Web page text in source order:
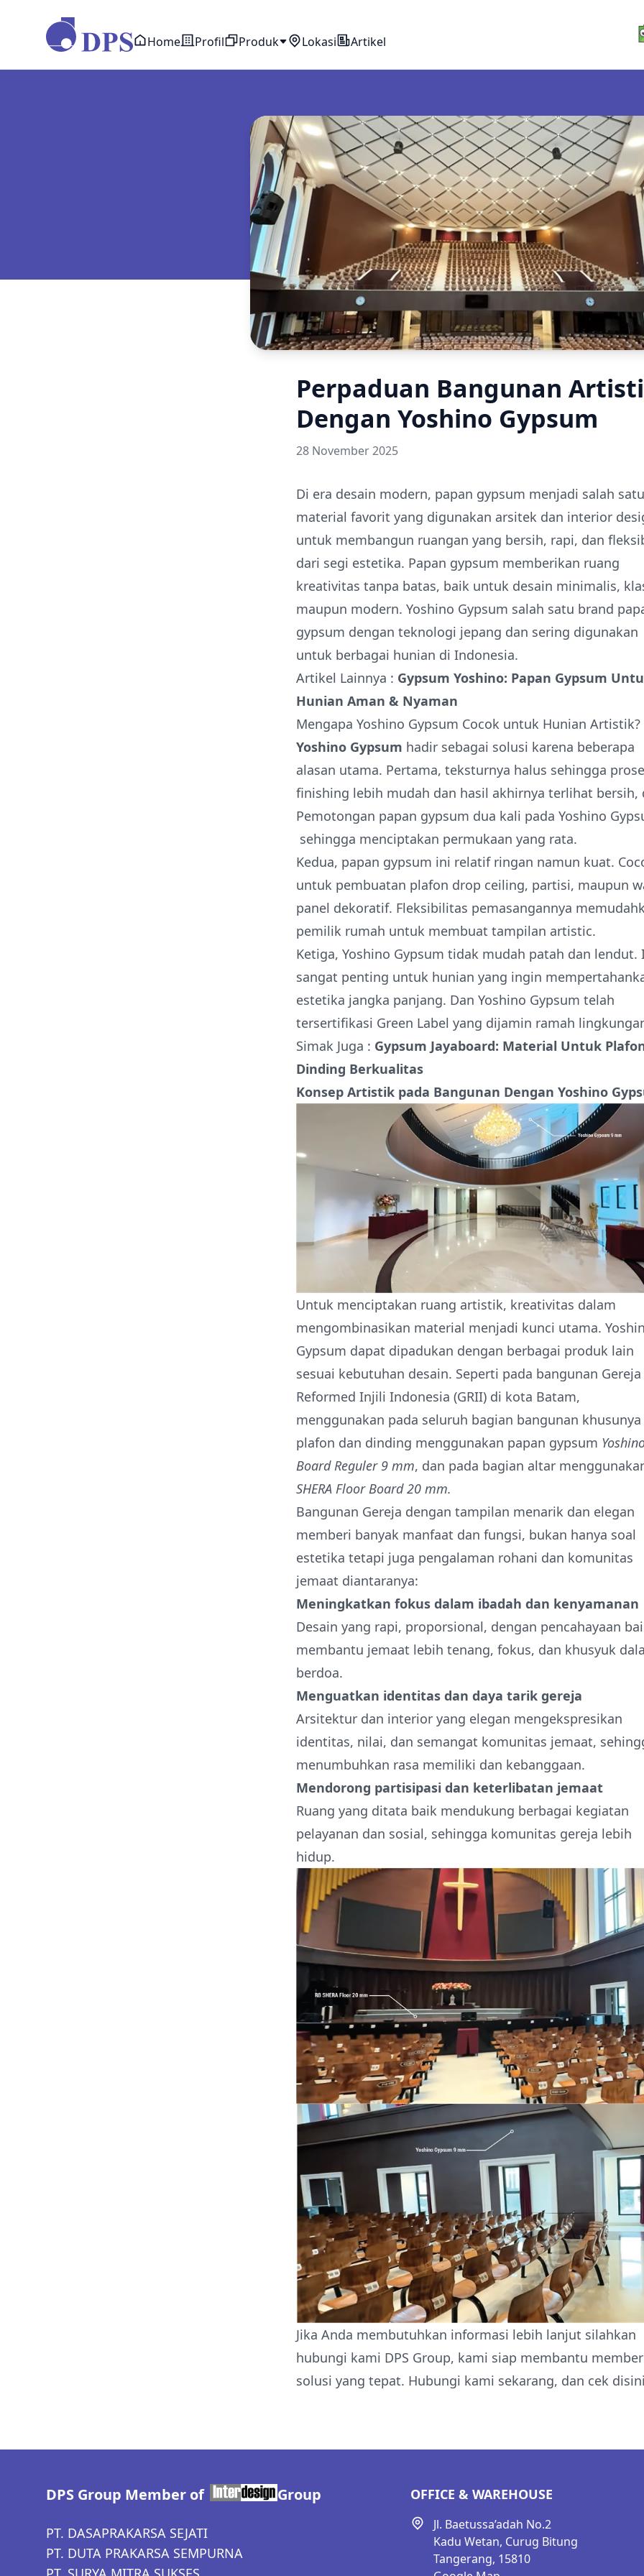
Home Profil Produk Lokasi Artikel
Perpaduan Bangunan
Dengan Yoshino Gypsum
28 November 2025
Di era desain modern, papan gypsum menjadi salah satu
material favorit yang digunakan arsitek dan interior
untuk membangun ruangan yang bersih, rapi, dan
dari segi estetika. Papan gypsum memberikan ruang
kreativitas tanpa batas, baik untuk desain minimalis,
maupun modern. Yoshino Gypsum salah satu brand
gypsum dengan teknologi jepang dan sering digunakan
untuk berbagai hunian di Indonesia.
Artikel Lainnya : Gypsum Yoshino: Papan Gypsum
Hunian Aman & Nyaman
Mengapa Yoshino Gypsum Cocok untuk Hunian Artistik?
Yoshino Gypsum hadir sebagai solusi karena beberapa
alasan utama. Pertama, teksturnya halus sehingga
finishing lebih mudah dan hasil akhirnya terlihat bersih,
Pemotongan papan gypsum dua kali pada Yoshino
sehingga menciptakan permukaan yang rata.
Kedua, papan gypsum ini relatif ringan namun kuat.
untuk pembuatan plafon drop ceiling, partisi, maupun
panel dekoratif. Fleksibilitas pemasangannya
pemilik rumah untuk membuat tampilan artistic.
Ketiga, Yoshino Gypsum tidak mudah patah dan lendut.
sangat penting untuk hunian yang ingin
estetika jangka panjang. Dan Yoshino Gypsum telah
tersertifikasi Green Label yang dijamin ramah
Simak Juga : Gypsum Jayaboard: Material Untuk
Dinding Berkualitas
Konsep Artistik pada Bangunan Dengan Yoshino
Untuk menciptakan ruang artistik, kreativitas dalam
mengombinasikan material menjadi kunci utama.
Gypsum dapat dipadukan dengan berbagai produk lain
sesuai kebutuhan desain. Seperti pada bangunan Gereja
Reformed Injili Indonesia (GRII) di kota Batam,
menggunakan pada seluruh bagian bangunan khusunya
plafon dan dinding menggunakan papan gypsum
Board Reguler 9 mm, dan pada bagian altar
SHERA Floor Board 20 mm.
Bangunan Gereja dengan tampilan menarik dan elegan
memberi banyak manfaat dan fungsi, bukan hanya soal
estetika tetapi juga pengalaman rohani dan komunitas
jemaat diantaranya:
Meningkatkan fokus dalam ibadah dan kenyamanan
Desain yang rapi, proporsional, dengan pencahayaan
membantu jemaat lebih tenang, fokus, dan khusyuk
berdoa.
Menguatkan identitas dan daya tarik gereja
Arsitektur dan interior yang elegan mengekspresikan
identitas, nilai, dan semangat komunitas jemaat,
menumbuhkan rasa memiliki dan kebanggaan.​
Mendorong partisipasi dan keterlibatan jemaat
Ruang yang ditata baik mendukung berbagai kegiatan
pelayanan dan sosial, sehingga komunitas gereja lebih
hidup.
Jika Anda membutuhkan informasi lebih lanjut silahkan
hubungi kami DPS Group, kami siap membantu
solusi yang tepat. Hubungi kami sekarang, dan cek disini
DPS Group Member of Group
PT. DASAPRAKARSA SEJATI
PT. DUTA PRAKARSA SEMPURNA
OFFICE & WAREHOUSE
Jl. Baetussa’adah No.2
Kadu Wetan, Curug Bitung
Tangerang, 15810